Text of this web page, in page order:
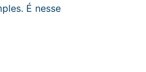
É nesse